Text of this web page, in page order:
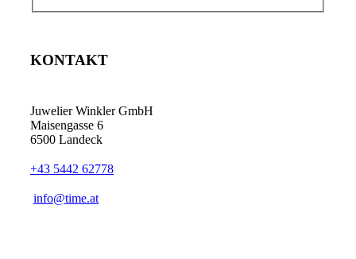
KONTAKT
Juwelier Winkler GmbH
Maisengasse 6
6500 Landeck
+43 5442 62778
info@time.at